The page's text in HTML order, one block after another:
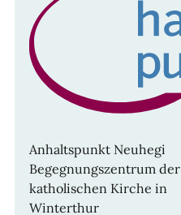
Anhaltspunkt Neuhegi
Begegnungszentrum der
katholischen Kirche in
Winterthur